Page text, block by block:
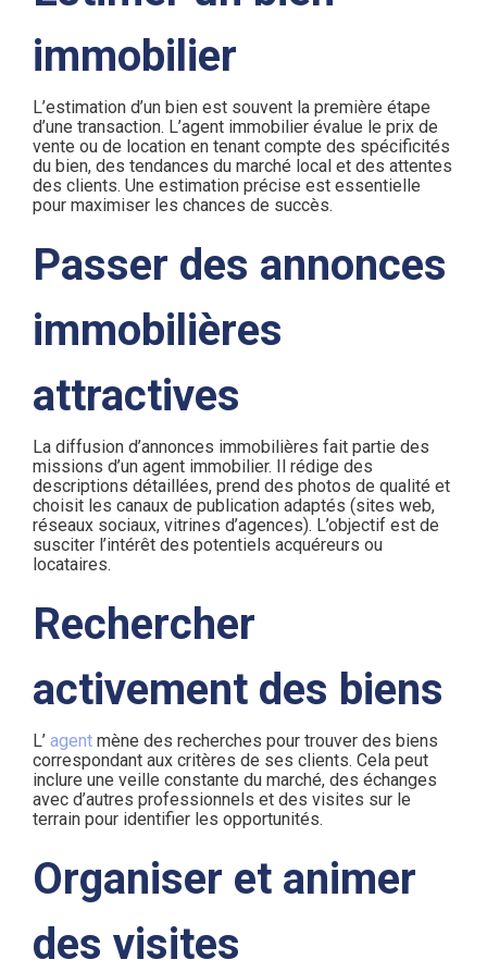
immobilier
L’estimation d’un bien est souvent la première étape
d’une transaction. L’agent immobilier évalue le prix de
vente ou de location en tenant compte des spécificités
du bien, des tendances du marché local et des attentes
des clients. Une estimation précise est essentielle
pour maximiser les chances de succès.
Passer des annonces
immobilières
attractives
La diffusion d’annonces immobilières fait partie des
missions d’un agent immobilier. Il rédige des
descriptions détaillées, prend des photos de qualité et
choisit les canaux de publication adaptés (sites web,
réseaux sociaux, vitrines d’agences). L’objectif est de
susciter l’intérêt des potentiels acquéreurs ou
locataires.
Rechercher
activement des biens
L’ agent mène des recherches pour trouver des biens
correspondant aux critères de ses clients. Cela peut
inclure une veille constante du marché, des échanges
avec d’autres professionnels et des visites sur le
terrain pour identifier les opportunités.
Organiser et animer
des visites